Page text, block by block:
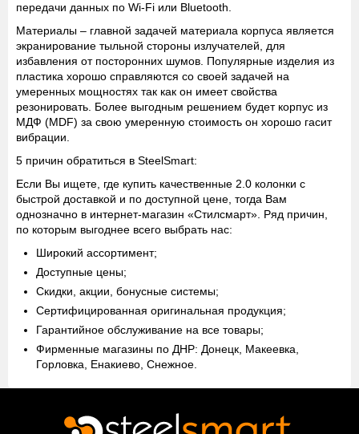
передачи данных по Wi-Fi или Bluetooth.
Материалы – главной задачей материала корпуса является
экранирование тыльной стороны излучателей, для
избавления от посторонних шумов. Популярные изделия из
пластика хорошо справляются со своей задачей на
умеренных мощностях так как он имеет свойства
резонировать. Более выгодным решением будет корпус из
МДФ (MDF) за свою умеренную стоимость он хорошо гасит
вибрации.
5 причин обратиться в SteelSmart:
Если Вы ищете, где купить качественные 2.0 колонки с
быстрой доставкой и по доступной цене, тогда Вам
однозначно в интернет-магазин «Стилсмарт». Ряд причин,
по которым выгоднее всего выбрать нас:
Широкий ассортимент;
Доступные цены;
Скидки, акции, бонусные системы;
Сертифицированная оригинальная продукция;
Гарантийное обслуживание на все товары;
Фирменные магазины по ДНР: Донецк, Макеевка,
Горловка, Енакиево, Снежное.